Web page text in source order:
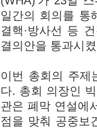
일간의 회의를 통
결핵·방사선 등
결의안을 통과시
이번 총회의 주제
다. 총회 의장인
관은 폐막 연설에
점을 맞춰 공중보